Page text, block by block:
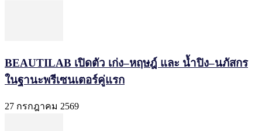
BEAUTILAB เปิดตัว เก่ง–หฤษฎ์ และ น้ำปิง–นภัสกร
ในฐานะพรีเซนเตอร์คู่แรก
27 กรกฎาคม 2569